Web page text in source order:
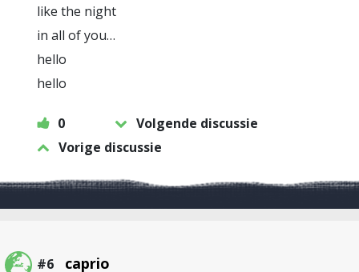
like the night
in all of you…
hello
hello
0
Volgende discussie
Vorige discussie
#6 caprio